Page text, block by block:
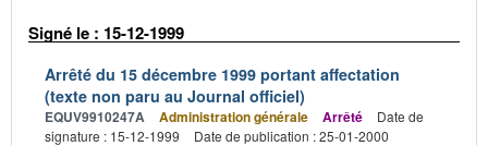
Signé le : 15-12-1999
Arrêté du 15 décembre 1999 portant affectation
(texte non paru au Journal officiel)
EQUV9910247A Administration générale Arrêté
Date de
signature : 15-12-1999
Date de publication : 25-01-2000